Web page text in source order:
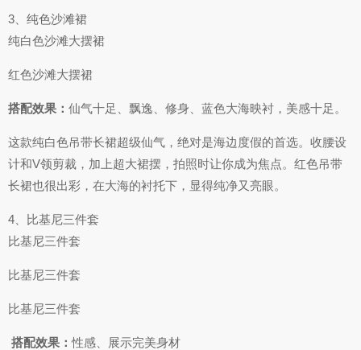
3、纯色沙滩裙
纯白色沙滩大摆裙
红色沙滩大摆裙
搭配效果： 仙气十足、飘逸、修身、蓝色大海映衬，美感十足。
这款纯白色吊带长裙超级仙气，绝对是海边度假的首选。收腰设
计和V领剪裁，加上超大裙摆，拍照时让你成为焦点。红色吊带
长裙也很出彩，在大海的衬托下，显得纯净又亮眼。
4、比基尼三件套
比基尼三件套
比基尼三件套
比基尼三件套
搭配效果：性感、展示完美身材